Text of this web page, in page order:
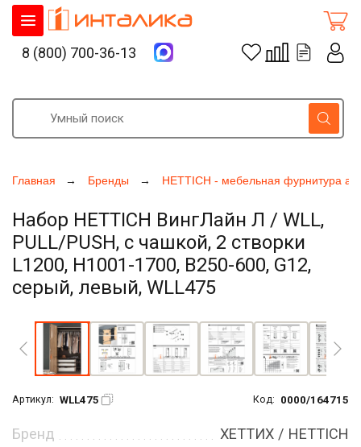
Главная Бренды HETTICH - мебельная фурнитура
Набор HETTICH ВингЛайн Л / WLL,
PULL/PUSH, с чашкой, 2 створки
L1200, H1001-1700, B250-600, G12,
серый, левый, WLL475
Артикул: WLL475 Код: 0000/164715
Бренд
ХЕТТИХ / HETTICH
8 (800) 700-36-13